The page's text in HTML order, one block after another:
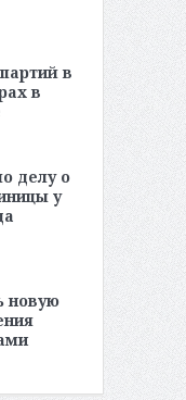
в
в
делу о
у
новую